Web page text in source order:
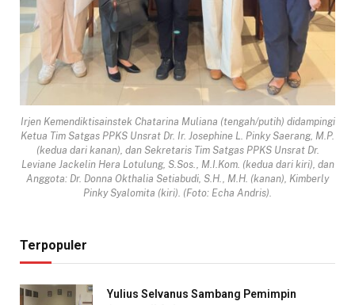
Irjen Kemendiktisainstek Chatarina Muliana (tengah/putih) didampingi
Ketua Tim Satgas PPKS Unsrat Dr. Ir. Josephine L. Pinky Saerang, M.P.
(kedua dari kanan), dan Sekretaris Tim Satgas PPKS Unsrat Dr.
Leviane Jackelin Hera Lotulung, S.Sos., M.I.Kom. (kedua dari kiri), dan
Anggota: Dr. Donna Okthalia Setiabudi, S.H., M.H. (kanan), Kimberly
Pinky Syalomita (kiri). (Foto: Echa Andris).
Terpopuler
Yulius Selvanus Sambang Pemimpin